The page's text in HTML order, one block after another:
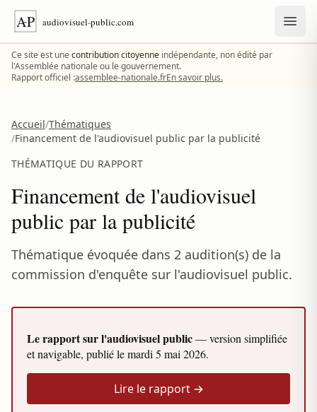
Aller au contenu
Ce site est unecontribution citoyenne indépendante, non édité par
l'Assemblée nationale ou le gouvernement.
Rapport officiel :assemblee-nationale.frEn savoir plus.
Accueil/Thématiques
/Financement de l'audiovisuel public par la publicité
THÉMATIQUE DU RAPPORT
Financement de l'audiovisuel
public par la publicité
Thématique évoquée dans 2 audition(s) de la
commission d'enquête sur l'audiovisuel public.
Le rapport sur l'audiovisuel public— version simplifiée
et navigable, publié lemardi 5 mai 2026.
Lire le rapport →